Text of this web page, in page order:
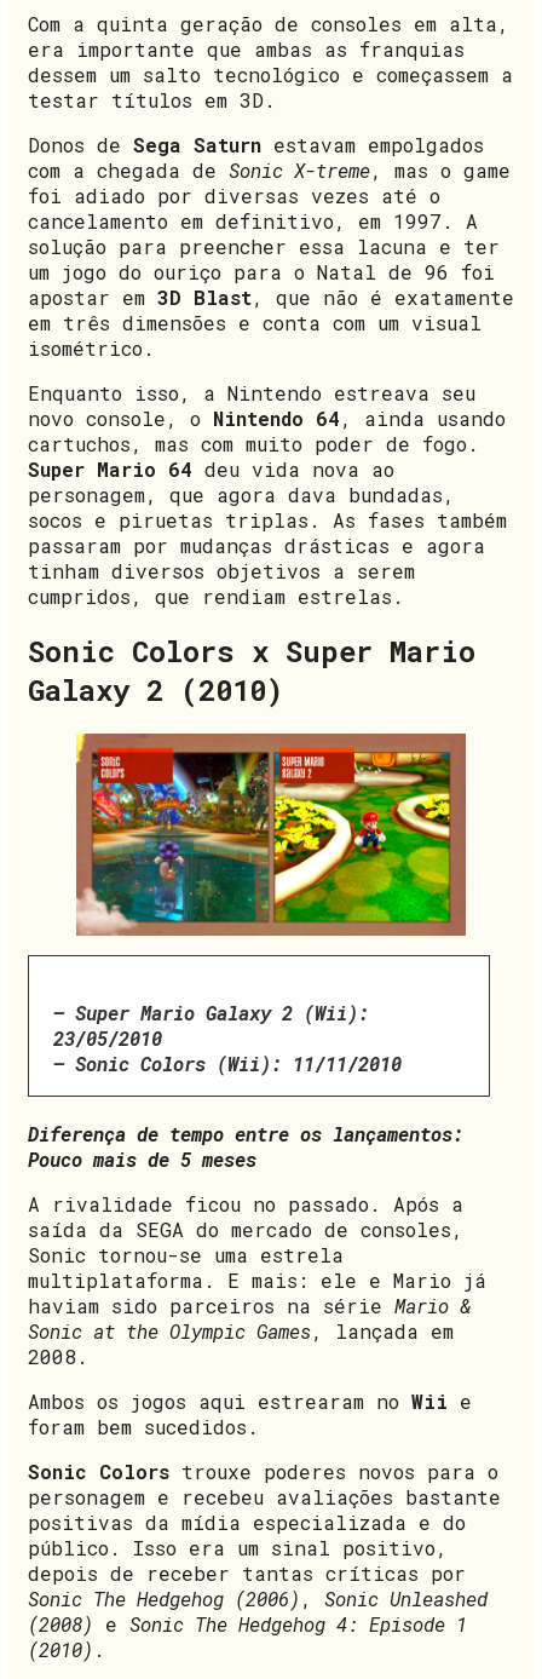
Com a quinta geração de consoles em alta,
era importante que ambas as franquias
dessem um salto tecnológico e começassem a
testar títulos em 3D.
Donos de Sega Saturn estavam empolgados
com a chegada de Sonic X-treme, mas o game
foi adiado por diversas vezes até o
cancelamento em definitivo, em 1997. A
solução para preencher essa lacuna e ter
um jogo do ouriço para o Natal de 96 foi
apostar em 3D Blast, que não é exatamente
em três dimensões e conta com um visual
isométrico.
Enquanto isso, a Nintendo estreava seu
novo console, o Nintendo 64, ainda usando
cartuchos, mas com muito poder de fogo.
Super Mario 64 deu vida nova ao
personagem, que agora dava bundadas,
socos e piruetas triplas. As fases também
passaram por mudanças drásticas e agora
tinham diversos objetivos a serem
cumpridos, que rendiam estrelas.
Sonic Colors x Super Mario
Galaxy 2 (2010)
– Super Mario Galaxy 2 (Wii):
23/05/2010
– Sonic Colors (Wii): 11/11/2010
Diferença de tempo entre os lançamentos:
Pouco mais de 5 meses
A rivalidade ficou no passado. Após a
saída da SEGA do mercado de consoles,
Sonic tornou-se uma estrela
multiplataforma. E mais: ele e Mario já
haviam sido parceiros na série Mario &
Sonic at the Olympic Games, lançada em
2008.
Ambos os jogos aqui estrearam no Wii e
foram bem sucedidos.
Sonic Colors trouxe poderes novos para o
personagem e recebeu avaliações bastante
positivas da mídia especializada e do
público. Isso era um sinal positivo,
depois de receber tantas críticas por
Sonic The Hedgehog (2006) , Sonic Unleashed
(2008) e Sonic The Hedgehog 4: Episode 1
(2010) .